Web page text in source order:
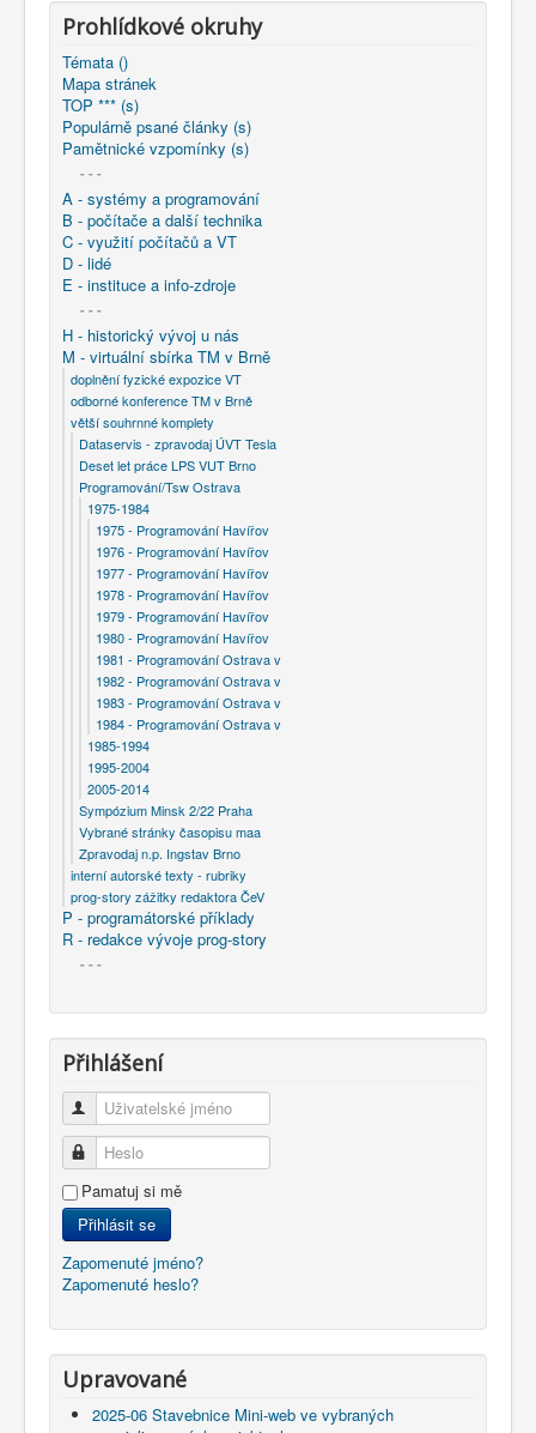
1983 * organizace semináře Programování Ostrava -
výstaviště
Prohlídkové okruhy
Témata ()
Mapa stránek
TOP *** (s)
Populárně psané články (s)
Pamětnické vzpomínky (s)
- - -
A - systémy a programování
B - počítače a další technika
C - využití počítačů a VT
D - lidé
E - instituce a info-zdroje
- - -
H - historický vývoj u nás
M - virtuální sbírka TM v Brně
doplnění fyzické expozice VT
odborné konference TM v Brně
větší souhrnné komplety
Dataservis - zpravodaj ÚVT Tesla
Deset let práce LPS VUT Brno
Programování/Tsw Ostrava
1975-1984
1975 - Programování Havířov
1976 - Programování Havířov
1977 - Programování Havířov
1978 - Programování Havířov
1979 - Programování Havířov
1980 - Programování Havířov
1981 - Programování Ostrava v
1982 - Programování Ostrava v
1983 - Programování Ostrava v
1984 - Programování Ostrava v
1985-1994
1995-2004
2005-2014
Sympózium Minsk 2/22 Praha
Vybrané stránky časopisu maa
Zpravodaj n.p. Ingstav Brno
interní autorské texty - rubriky
prog-story zážitky redaktora ČeV
P - programátorské příklady
R - redakce vývoje prog-story
- - -
Přihlášení
Uživatelské jméno
Heslo
Pamatuj si mě
Přihlásit se
Zapomenuté jméno?
Zapomenuté heslo?
Upravované
2025-06 Stavebnice Mini-web ve vybraných